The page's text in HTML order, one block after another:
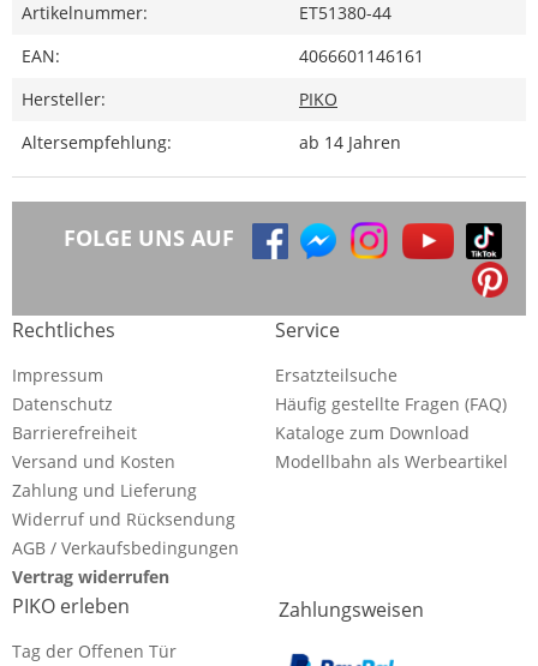
Artikelnummer:
ET51380-44
EAN:
4066601146161
Hersteller:
PIKO
Altersempfehlung:
ab 14 Jahren
FOLGE UNS AUF
Rechtliches
Impressum
Datenschutz
Barrierefreiheit
Versand und Kosten
Zahlung und Lieferung
Widerruf und Rücksendung
AGB / Verkaufsbedingungen
Vertrag widerrufen
Service
Ersatzteilsuche
Häufig gestellte Fragen (FAQ)
Kataloge zum Download
Modellbahn als Werbeartikel
PIKO erleben
Tag der Offenen Tür
Zahlungsweisen